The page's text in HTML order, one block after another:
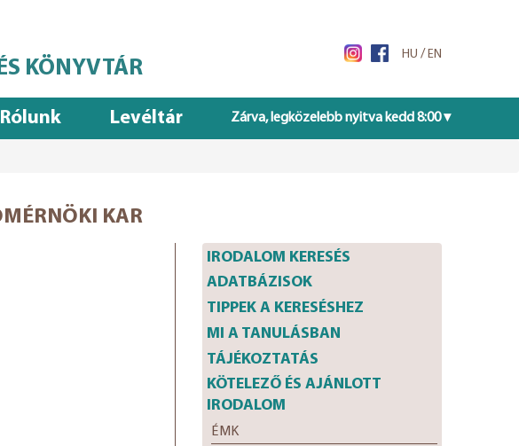
KÖNYVTÁR
HU / EN
Zárva, legközelebb nyitva kedd 8:00 ▾
Rólunk Levéltár
KAR
IRODALOM KERESÉS
Központi katalógus (OPAC)
Repozitórium
ADATBÁZISOK
TIPPEK A KERESÉSHEZ
MI A TANULÁSBAN
TÁJÉKOZTATÁS
Információ és konzultáció
KÖTELEZŐ ÉS AJÁNLOTT
IRODALOM
ÉMK